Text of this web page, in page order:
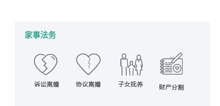
家事法务